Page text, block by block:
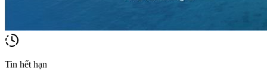
Tin hết hạn